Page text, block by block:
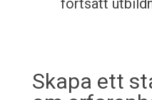
fortsatt
Skapa ett